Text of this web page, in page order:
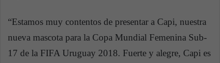
“Estamos muy contentos de presentar a Capi, nuestra
nueva mascota para la Copa Mundial Femenina Sub-
17 de la FIFA Uruguay 2018. Fuerte y alegre, Capi es